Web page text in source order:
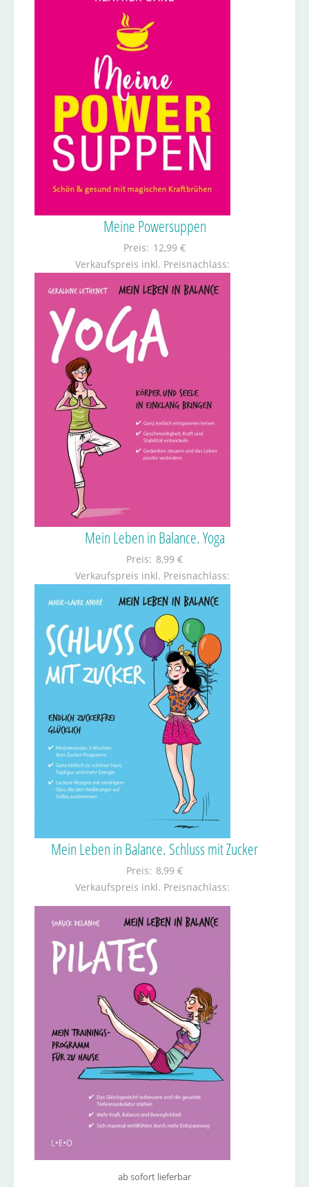
Meine Powersuppen
Preis: 12,99 €
Verkaufspreis inkl. Preisnachlass:
Mein Leben in Balance. Yoga
Preis: 8,99 €
Verkaufspreis inkl. Preisnachlass:
Mein Leben in Balance. Schluss mit Zucker
Preis: 8,99 €
Verkaufspreis inkl. Preisnachlass:
ab sofort lieferbar